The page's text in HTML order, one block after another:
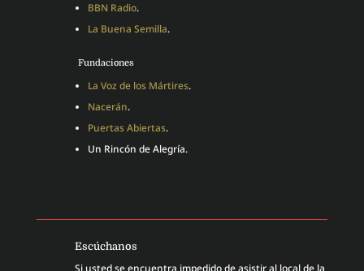
BBN Radio.
La Buena Semilla.
Fundaciones
La Voz de los Mártires.
Nacerán.
Puertas Abiertas.
Un Rincón de Alegría.
Escúchanos
Si usted se encuentra impedido de asistir al local de la